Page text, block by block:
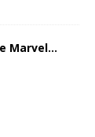
Marvel…